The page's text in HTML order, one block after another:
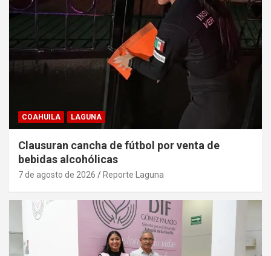
COAHUILA LAGUNA
Clausuran cancha de fútbol por venta de
bebidas alcohólicas
7 de agosto de 2026 Reporte Laguna